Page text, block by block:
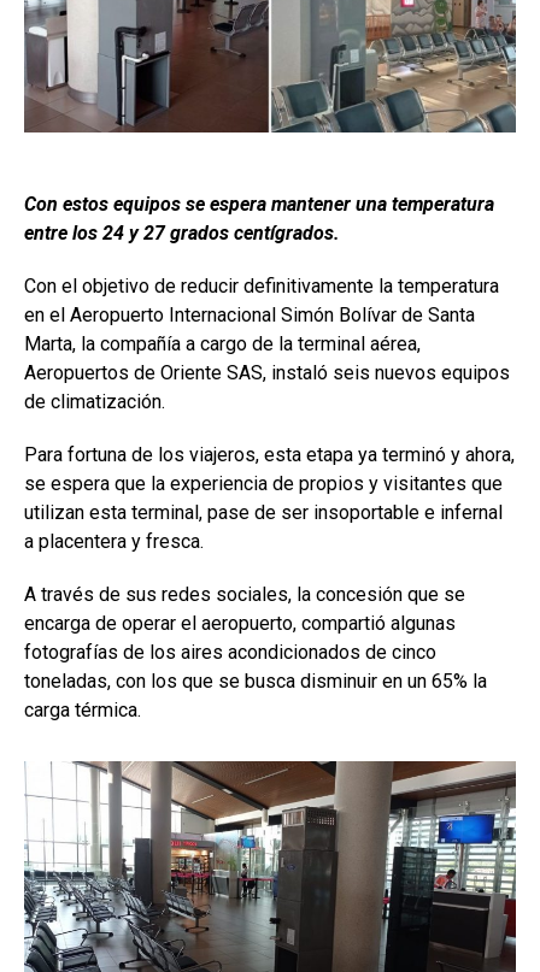
Con estos equipos se espera mantener una temperatura
entre los 24 y 27 grados centígrados.
Con el objetivo de reducir definitivamente la temperatura
en el Aeropuerto Internacional Simón Bolívar de Santa
Marta, la compañía a cargo de la terminal aérea,
Aeropuertos de Oriente SAS, instaló seis nuevos equipos
de climatización.
Para fortuna de los viajeros, esta etapa ya terminó y ahora,
se espera que la experiencia de propios y visitantes que
utilizan esta terminal, pase de ser insoportable e infernal
a placentera y fresca.
A través de sus redes sociales, la concesión que se
encarga de operar el aeropuerto, compartió algunas
fotografías de los aires acondicionados de cinco
toneladas, con los que se busca disminuir en un 65% la
carga térmica.